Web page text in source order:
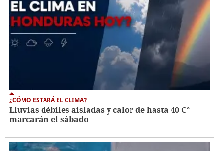
¿CÓMO ESTARÁ EL CLIMA?
Lluvias débiles aisladas y calor de hasta 40 C°
marcarán el sábado